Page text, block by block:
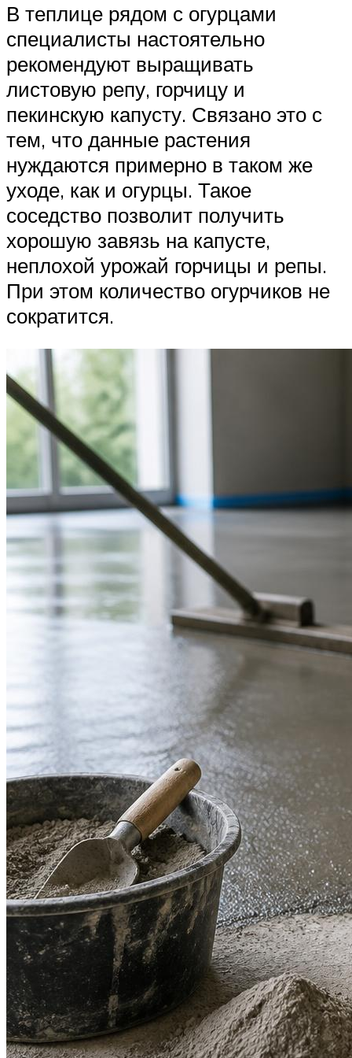
В теплице рядом с огурцами
специалисты настоятельно
рекомендуют выращивать
листовую репу, горчицу и
пекинскую капусту. Связано это с
тем, что данные растения
нуждаются примерно в таком же
уходе, как и огурцы. Такое
соседство позволит получить
хорошую завязь на капусте,
неплохой урожай горчицы и репы.
При этом количество огурчиков не
сократится.